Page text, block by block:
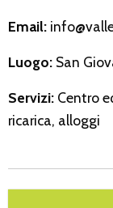
Email:
Luogo: San
Servizi: Centro
ricarica, alloggi
Ferrarelli